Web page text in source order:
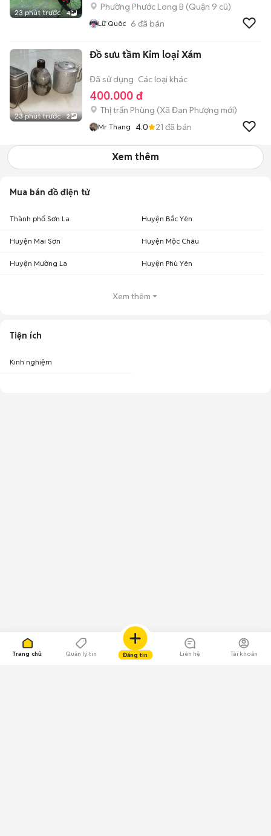
Trang chủ Quản lý tin Đăng tin Liên hệ Tài khoản
23 phút trước 4
Phường Phước Long B (Quận 9 cũ)
Lữ Quôc 6 đã bán
23 phút trước 2
Đồ sưu tầm Kim loại Xám
Đã sử dụng Các loại khác
400.000 đ
Thị trấn Phùng (Xã Đan Phượng mới)
Mr Thang 4.0 21 đã bán
Xem thêm
Mua bán đồ điện tử
Thành phố Sơn La Huyện Bắc Yên
Huyện Mai Sơn Huyện Mộc Châu
Huyện Mường La Huyện Phù Yên
Xem thêm
Tiện ích
Kinh nghiệm